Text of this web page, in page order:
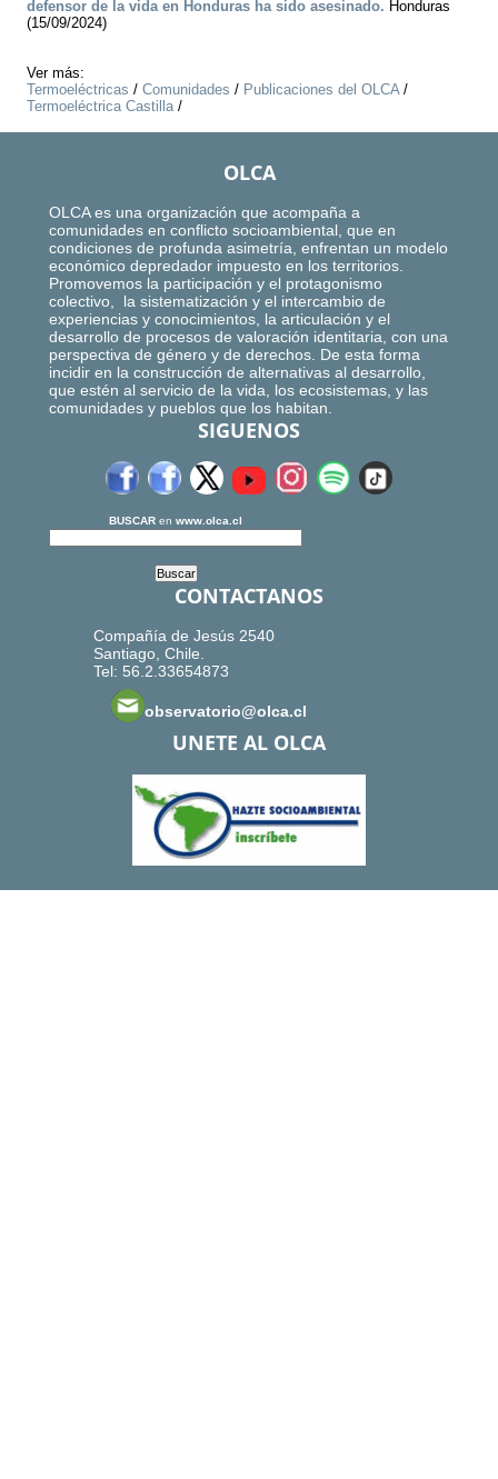
defensor de la vida en Honduras ha sido asesinado. Honduras
(15/09/2024)
Ver más:
Termoeléctricas / Comunidades / Publicaciones del OLCA/
Termoeléctrica Castilla/
OLCA
OLCA es una organización que acompaña a
comunidades en conflicto socioambiental, que en
condiciones de profunda asimetría, enfrentan un modelo
económico depredador impuesto en los territorios.
Promovemos la participación y el protagonismo
colectivo, la sistematización y el intercambio de
experiencias y conocimientos, la articulación y el
desarrollo de procesos de valoración identitaria, con una
perspectiva de género y de derechos. De esta forma
incidir en la construcción de alternativas al desarrollo,
que estén al servicio de la vida, los ecosistemas, y las
comunidades y pueblos que los habitan.
SIGUENOS
BUSCAR en www.olca.cl
CONTACTANOS
Compañía de Jesús 2540
Santiago, Chile.
Tel: 56.2.33654873
observatorio@olca.cl
UNETE AL OLCA